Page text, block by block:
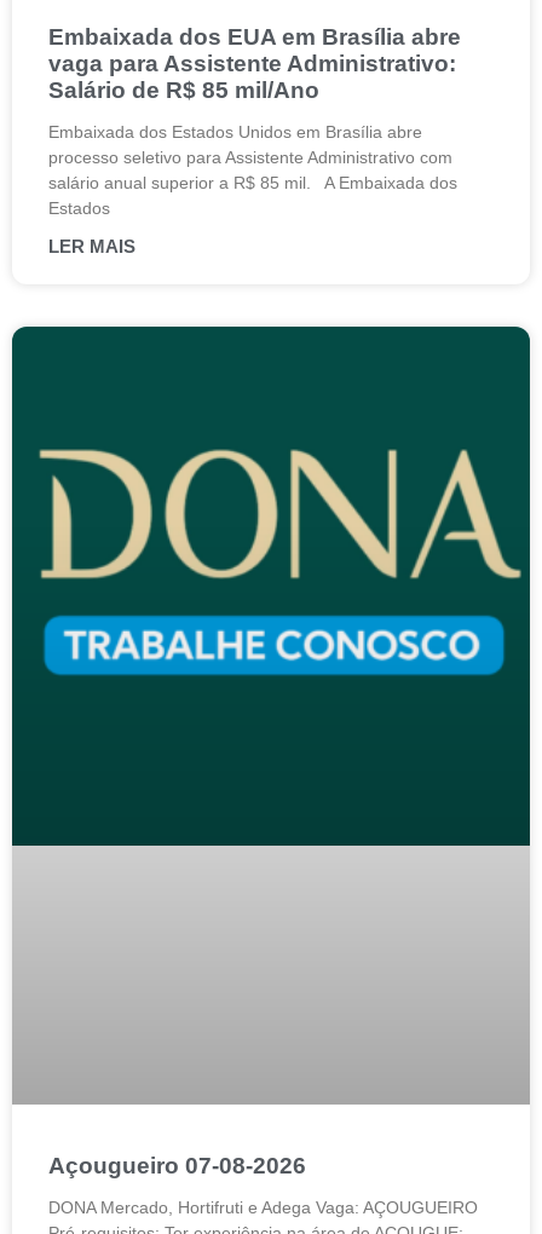
Embaixada dos EUA em Brasília abre
vaga para Assistente Administrativo:
Salário de R$ 85 mil/Ano
Embaixada dos Estados Unidos em Brasília abre
processo seletivo para Assistente Administrativo com
salário anual superior a R$ 85 mil. A Embaixada dos
Estados
LER MAIS
Açougueiro 07-08-2026
DONA Mercado, Hortifruti e Adega Vaga: AÇOUGUEIRO